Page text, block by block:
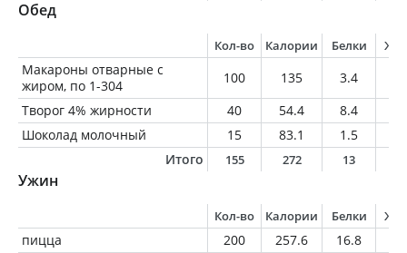
Обед
Кол-во Калории Белки
Макароны отварные с
жиром, по 1-304
100 135 3.4
Творог 4% жирности
40 54.4 8.4
Шоколад молочный
15 83.1 1.5
Итого
155 272 13
Ужин
Кол-во Калории Белки
пицца 200 257.6 16.8